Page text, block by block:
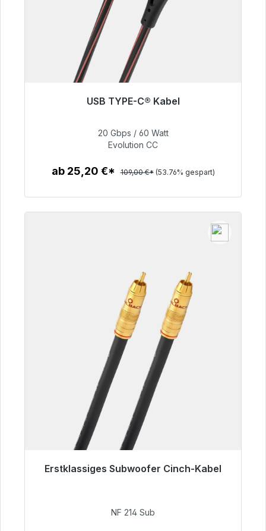
USB TYPE-C® Kabel
50,40 €
20 Gbps / 60 Watt
Evolution CC
ab 25,20 €* 109,00 €* (53.76% gespart)
Erstklassiges Subwoofer Cinch-Kabel
94,00 €
NF 214 Sub